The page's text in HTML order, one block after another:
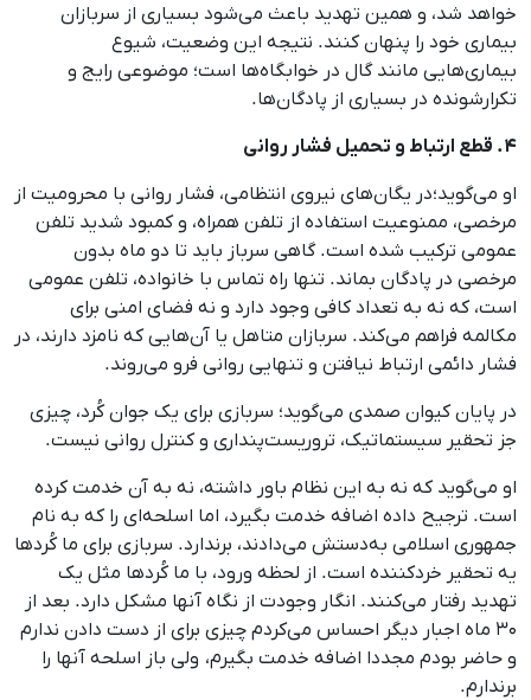
خواهد شد، و همین تهدید باعث می‌شود بسیاری از سربازان
بیماری خود را پنهان کنند. نتیجه این وضعیت، شیوع
بیماری‌هایی مانند گال در خوابگاه‌ها است؛ موضوعی رایج و
تکرارشونده در بسیاری از پادگان‌ها.
۴. قطع ارتباط و تحمیل فشار روانی
او می‌گوید؛‌در یگان‌های نیروی انتظامی، فشار روانی با محرومیت از
مرخصی، ممنوعیت استفاده از تلفن همراه، و کمبود شدید تلفن
عمومی ترکیب شده است. گاهی سرباز باید تا دو ماه بدون
مرخصی در پادگان بماند. تنها راه تماس با خانواده، تلفن عمومی
است، که نه به تعداد کافی وجود دارد و نه فضای امنی برای
مکالمه فراهم می‌کند. سربازان متاهل یا آن‌هایی که نامزد دارند، در
فشار دائمی ارتباط‌ نیافتن و تنهایی روانی فرو می‌روند.
در پایان کیوان صمدی می‌گوید؛ سربازی برای یک جوان کُرد، چیزی
جز تحقیر سیستماتیک، تروریست‌پنداری و کنترل روانی نیست.
او می‌گوید که نه به این نظام باور داشته، نه به آن خدمت کرده
است. ترجیح داده اضافه‌ خدمت بگیرد، اما اسلحه‌ای را که به نام
جمهوری اسلامی به‌دستش می‌دادند، برندارد. سربازی برای ما کُردها
یه تحقیر خردکننده‌ است. از لحظه ورود، با ما کُردها مثل یک
تهدید رفتار می‌کنند. انگار وجودت از نگاه آنها مشکل دارد. بعد از
۳۰ ماه اجبار دیگر احساس می‌کردم چیزی برای از دست دادن ندارم
و حاضر بودم مجددا اضافه‌ خدمت بگیرم، ولی باز اسلحه‌ آنها را
برندارم.